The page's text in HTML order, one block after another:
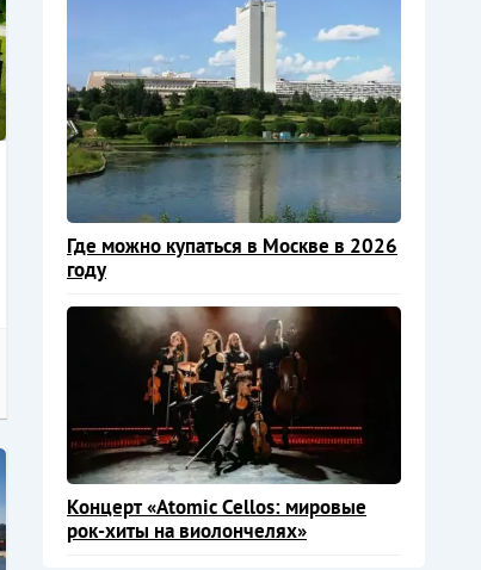
Где можно купаться в Москве в 2026
году
Концерт «Atomic Cellos: мировые
рок-хиты на виолончелях»